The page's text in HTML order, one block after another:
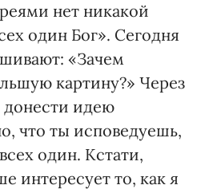
нет никакой
один Бог». Сегодня
«Зачем
картину?» Через
донести идею
что ты исповедуешь,
один. Кстати,
интересует то, как я